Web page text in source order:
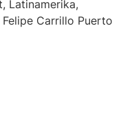
Latinamerika,
Carrillo Puerto